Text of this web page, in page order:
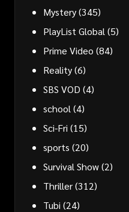
Mystery(345)
PlayList Global (5)
Prime Video (84)
Reality(6)
SBS VOD (4)
school (4)
Sci-Fri (15)
sports (20)
Survival Show(2)
Thriller(312)
Tubi (24)